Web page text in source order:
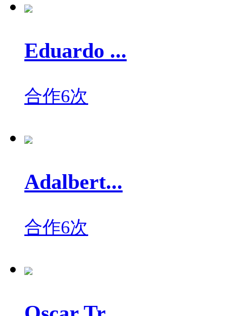
Eduardo ...
合作6次
Adalbert...
合作6次